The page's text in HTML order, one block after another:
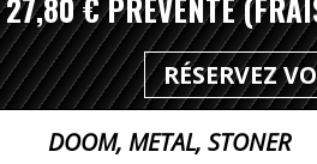
RÉSERVEZ
DOOM, METAL, STONER